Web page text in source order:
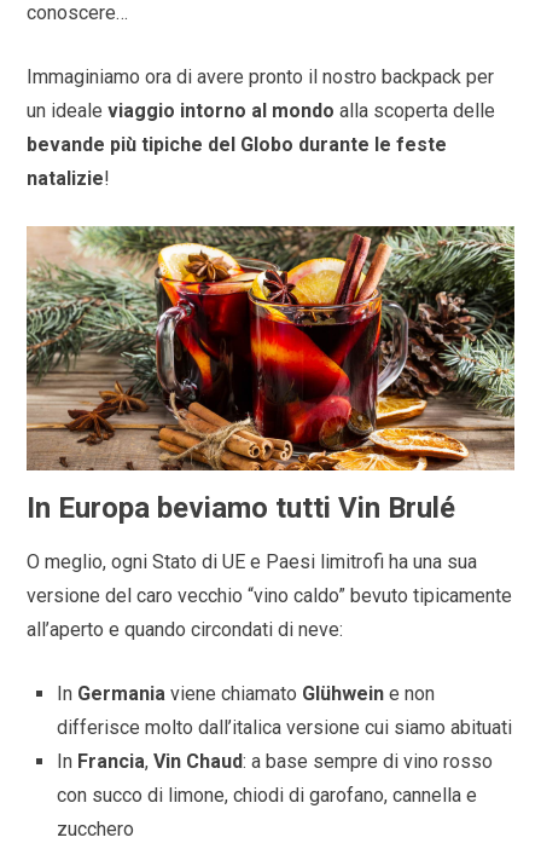
conoscere…
Immaginiamo ora di avere pronto il nostro backpack per
un idealeviaggio intorno al mondo alla scoperta delle
bevande più tipiche del Globo durante le feste
natalizie!
In Europa beviamo tutti Vin Brulé
O meglio, ogni Stato di UE e Paesi limitrofi ha una sua
versione del caro vecchio “vino caldo” bevuto tipicamente
all’aperto e quando circondati di neve:
In Germania viene chiamato Glühwein e non
differisce molto dall’italica versione cui siamo abituati
In Francia,Vin Chaud: a base sempre di vino rosso
con succo di limone, chiodi di garofano, cannella e
zucchero